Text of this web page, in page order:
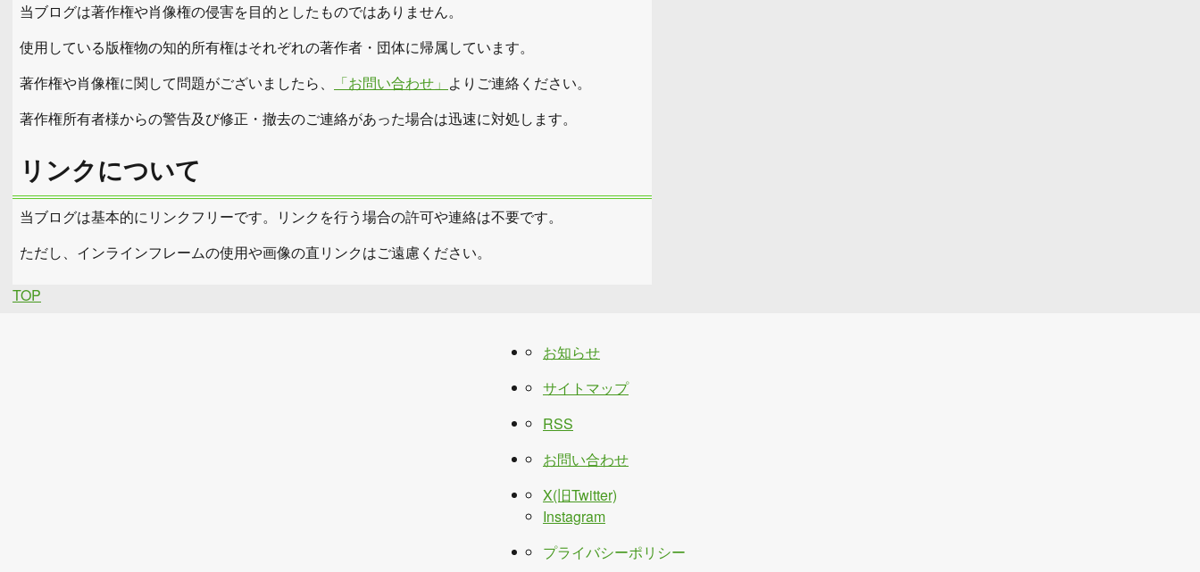
当ブログは著作権や肖像権の侵害を目的としたものではありません。
使用している版権物の知的所有権はそれぞれの著作者・団体に帰属しています。
著作権や肖像権に関して問題がございましたら、
「お問い合わせ」 よりご連絡ください。
著作権所有者様からの警告及び修正・撤去のご連絡があった場合は迅速に対処します。
リンクについて
当ブログは基本的にリンクフリーです。リンクを行う場合の許可や連絡は不要です。
ただし、インラインフレームの使用や画像の直リンクはご遠慮ください。
TOP
お知らせ
サイトマップ
RSS
お問い合わせ
X(旧Twitter)
Instagram
プライバシーポリシー